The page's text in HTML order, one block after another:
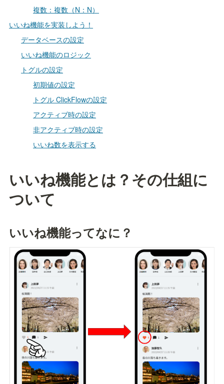
複数：複数（N：N）
いいね機能を実装しよう！
データベースの設定
いいね機能のロジック
トグルの設定
初期値の設定
トグル ClickFlowの設定
アクティブ時の設定
非アクティブ時の設定
いいね数を表示する
いいね機能とは？その仕組に
ついて
いいね機能ってなに？